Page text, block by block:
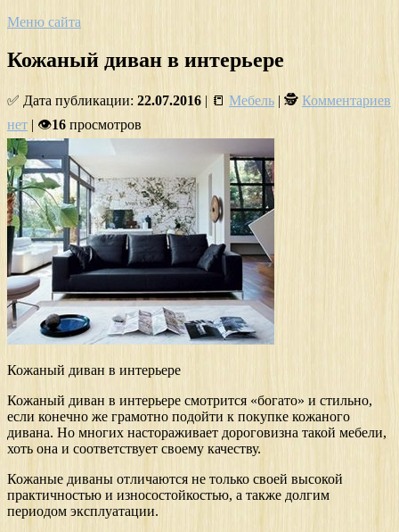
Меню сайта
Кожаный диван в интерьере
✅ Дата публикации: 22.07.2016 | 📒 Мебель | 🕵 Комментариев
нет | 👁16 просмотров
Кожаный диван в интерьере
Кожаный диван в интерьере смотрится «богато» и стильно,
если конечно же грамотно подойти к покупке кожаного
дивана. Но многих настораживает дороговизна такой мебели,
хоть она и соответствует своему качеству.
Кожаные диваны отличаются не только своей высокой
практичностью и износостойкостью, а также долгим
периодом эксплуатации.